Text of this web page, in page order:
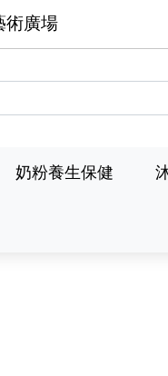
術廣場
奶粉養生保健